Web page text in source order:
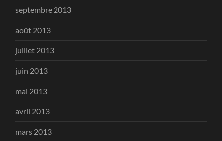
septembre 2013
août 2013
juillet 2013
juin 2013
mai 2013
avril 2013
mars 2013